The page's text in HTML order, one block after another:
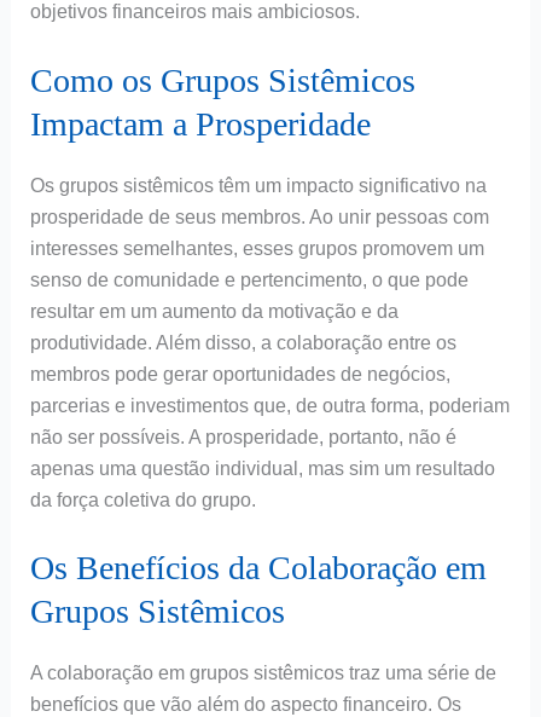
objetivos financeiros mais ambiciosos.
Como os Grupos Sistêmicos
Impactam a Prosperidade
Os grupos sistêmicos têm um impacto significativo na
prosperidade de seus membros. Ao unir pessoas com
interesses semelhantes, esses grupos promovem um
senso de comunidade e pertencimento, o que pode
resultar em um aumento da motivação e da
produtividade. Além disso, a colaboração entre os
membros pode gerar oportunidades de negócios,
parcerias e investimentos que, de outra forma, poderiam
não ser possíveis. A prosperidade, portanto, não é
apenas uma questão individual, mas sim um resultado
da força coletiva do grupo.
Os Benefícios da Colaboração em
Grupos Sistêmicos
A colaboração em grupos sistêmicos traz uma série de
benefícios que vão além do aspecto financeiro. Os